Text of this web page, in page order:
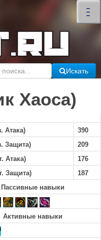
–
–
–
×
Искать
Хаоса)
Атака)
390
Защита)
209
Атака)
176
Защита)
187
Пассивные навыки
Активные навыки